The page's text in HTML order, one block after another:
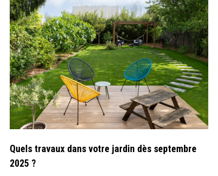
Quels travaux dans votre jardin dès septembre
2025 ?